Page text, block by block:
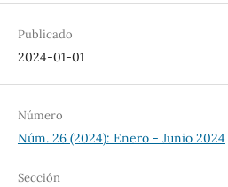
Publicado
2024-01-01
Número
Núm. 26 (2024): Enero - Junio 2024
Sección